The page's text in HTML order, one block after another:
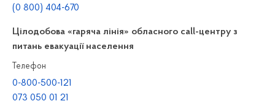
(0 800) 404-670
Цілодобова «гаряча лінія» обласного call-центру з
питань евакуації населення
Телефон
0-800-500-121
073 050 01 21